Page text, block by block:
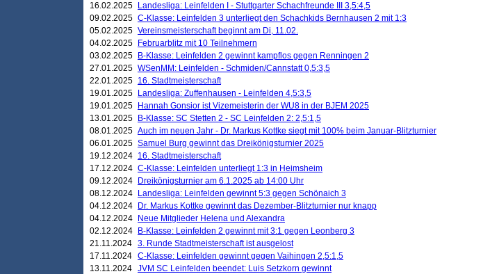
16.02.2025
Landesliga: Leinfelden I - Stuttgarter Schachfreunde III 3,5:4,5
09.02.2025 C-Klasse: Leinfelden 3 unterliegt den Schachkids Bernhausen 2 mit 1:3
05.02.2025 Vereinsmeisterschaft beginnt am Di, 11.02.
04.02.2025
Februarblitz mit 10 Teilnehmern
03.02.2025
B-Klasse: Leinfelden 2 gewinnt kampflos gegen Renningen 2
27.01.2025 WSenMM: Leinfelden - Schmiden/Cannstatt 0,5:3,5
22.01.2025 16. Stadtmeisterschaft
19.01.2025
Landesliga: Zuffenhausen - Leinfelden 4,5:3,5
19.01.2025
Hannah Gonsior ist Vizemeisterin der WU8 in der BJEM 2025
13.01.2025
B-Klasse: SC Stetten 2 - SC Leinfelden 2: 2,5:1,5
08.01.2025 Auch im neuen Jahr - Dr. Markus Kottke siegt mit 100% beim Januar-Blitzturnier
06.01.2025 Samuel Burg gewinnt das Dreikönigsturnier 2025
19.12.2024 16. Stadtmeisterschaft
17.12.2024 C-Klasse: Leinfelden unterliegt 1:3 in Heimsheim
09.12.2024
Dreikönigsturnier am 6.1.2025 ab 14:00 Uhr
08.12.2024
Landesliga: Leinfelden gewinnt 5:3 gegen Schönaich 3
04.12.2024
Dr. Markus Kottke gewinnt das Dezember-Blitzturnier nur knapp
04.12.2024
Neue Mitglieder Helena und Alexandra
02.12.2024
B-Klasse: Leinfelden 2 gewinnt mit 3:1 gegen Leonberg 3
21.11.2024 3. Runde Stadtmeisterschaft ist ausgelost
17.11.2024 C-Klasse: Leinfelden gewinnt gegen Vaihingen 2,5:1,5
13.11.2024 JVM SC Leinfelden beendet: Luis Setzkorn gewinnt